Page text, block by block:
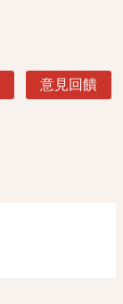
意見回饋